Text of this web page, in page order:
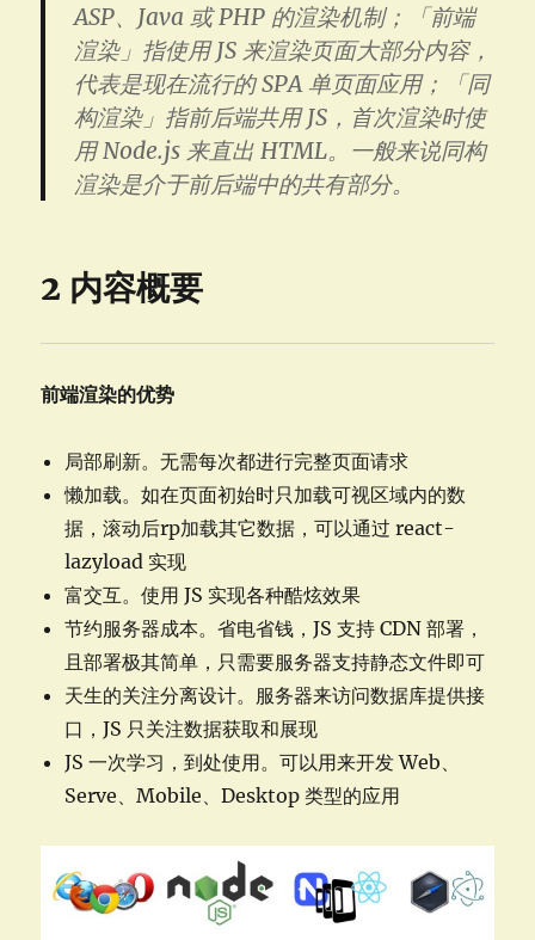
ASP、Java 或 PHP 的渲染机制；「前端
渲染」指使用 JS 来渲染页面大部分内容，
代表是现在流行的 SPA 单页面应用；「同
构渲染」指前后端共用 JS，首次渲染时使
用 Node.js 来直出 HTML。一般来说同构
渲染是介于前后端中的共有部分。
2 内容概要
前端渲染的优势
局部刷新。无需每次都进行完整页面请求
懒加载。如在页面初始时只加载可视区域内的数
据，滚动后rp加载其它数据，可以通过 react-
lazyload 实现
富交互。使用 JS 实现各种酷炫效果
节约服务器成本。省电省钱，JS 支持 CDN 部署，
且部署极其简单，只需要服务器支持静态文件即可
天生的关注分离设计。服务器来访问数据库提供接
口，JS 只关注数据获取和展现
JS 一次学习，到处使用。可以用来开发 Web、
Serve、Mobile、Desktop 类型的应用